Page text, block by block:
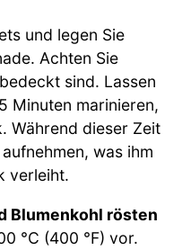
und legen Sie
Achten Sie
sind. Lassen
Minuten marinieren,
Während dieser Zeit
was ihm
verleiht.
Blumenkohl rösten
°C (400 °F) vor.